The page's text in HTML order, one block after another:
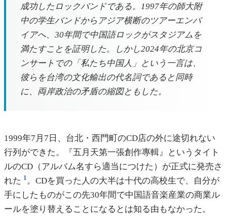
成功したロックバンドである。1997年の師大附
中の学生バンドからアジア横断のツアーエンパ
イアへ、30年間で中国語ロックがスタジアムを
満たすことを証明した。しかし2024年の北京コ
ンサートでの「私たち中国人」という一言は、
彼らを台湾の文化輸出の代名詞であると同時
に、両岸政治の矛盾の縮図ともした。
1999年7月7日、台北・西門町のCD店の外に途切れない
行列ができた。『五月天第一張創作專輯』というタイト
ルのCD（アルバム名すら適当につけた）が正式に発売さ
れた 1。CDを買った人の大半は十代の高校生で、自分が
手にしたものがこの先30年間で中国語音楽産業の商業ル
ールを塗り替えることになるとは知る由もなかった。